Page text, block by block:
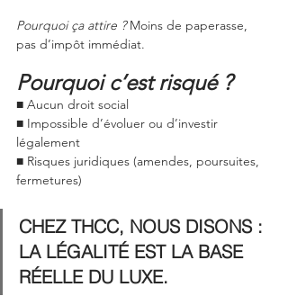
Pourquoi ça attire ? Moins de paperasse,
pas d’impôt immédiat.
Pourquoi c’est risqué ?
■ Aucun droit social
■ Impossible d’évoluer ou d’investir
légalement
■ Risques juridiques (amendes, poursuites,
fermetures)
CHEZ THCC, NOUS DISONS :
LA LÉGALITÉ EST LA BASE
RÉELLE DU LUXE.